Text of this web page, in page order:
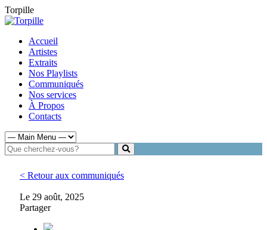
Torpille
Accueil
Artistes
Extraits
Nos Playlists
Communiqués
Nos services
À Propos
Contacts
< Retour aux communiqués
Le 29 août, 2025
Partager